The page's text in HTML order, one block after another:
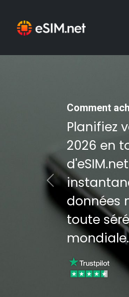
Comment
Planifiez
2026 en
données
toute
mondiale.
Previous